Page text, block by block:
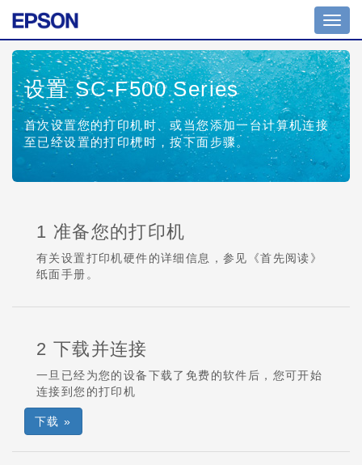
设置 SC-F500 Series
首次设置您的打印机时、或当您添加一台计算机连接
至已经设置的打印机时，按下面步骤。
1 准备您的打印机
有关设置打印机硬件的详细信息，参见《首先阅读》
纸面手册。
2 下载并连接
一旦已经为您的设备下载了免费的软件后，您可开始
连接到您的打印机
下载 »